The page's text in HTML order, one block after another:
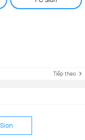
Tiếp theo